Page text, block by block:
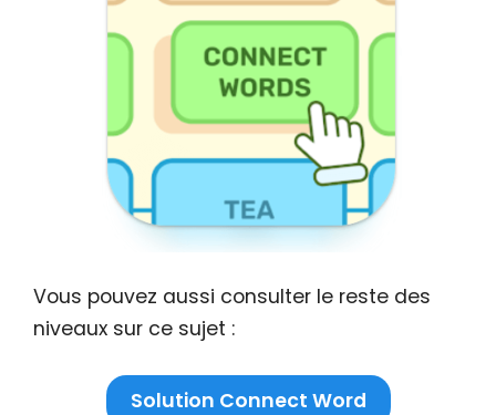
Vous pouvez aussi consulter le reste des
niveaux sur ce sujet :
Solution Connect Word